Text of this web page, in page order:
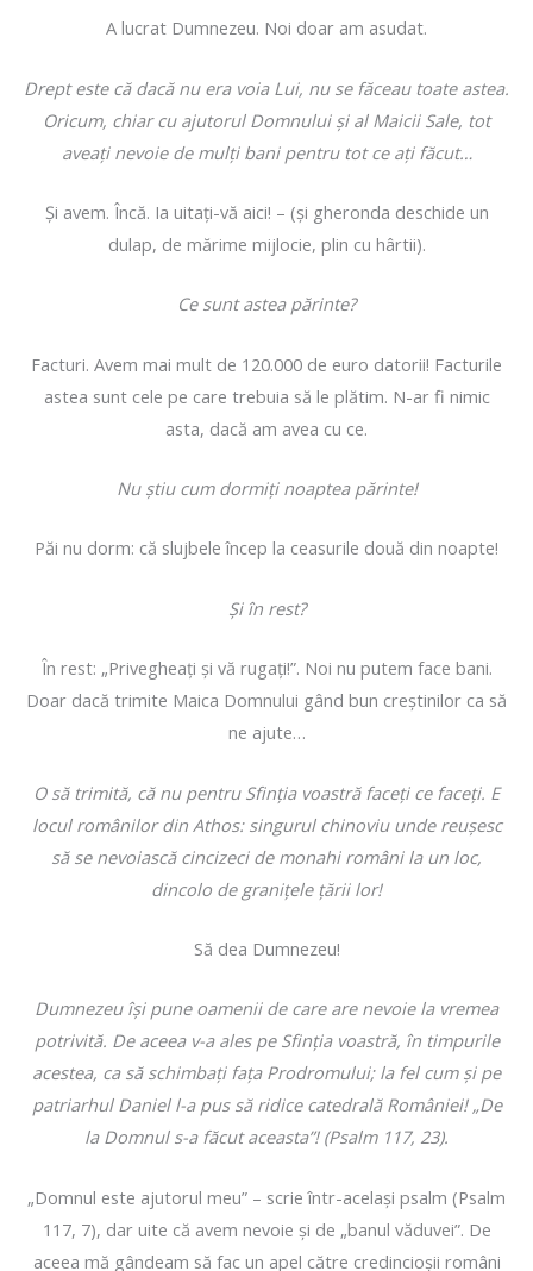
A lucrat Dumnezeu. Noi doar am asudat.
Drept este că dacă nu era voia Lui, nu se făceau toate astea.
Oricum, chiar cu ajutorul Domnului şi al Maicii Sale, tot
aveaţi nevoie de mulţi bani pentru tot ce aţi făcut…
Şi avem. Încă. Ia uitaţi-vă aici! – (şi gheronda deschide un
dulap, de mărime mijlocie, plin cu hârtii).
Ce sunt astea părinte?
Facturi. Avem mai mult de 120.000 de euro datorii! Facturile
astea sunt cele pe care trebuia să le plătim. N-ar fi nimic
asta, dacă am avea cu ce.
Nu ştiu cum dormiţi noaptea părinte!
Păi nu dorm: că slujbele încep la ceasurile două din noapte!
Şi în rest?
În rest: „Privegheaţi şi vă rugaţi!”. Noi nu putem face bani.
Doar dacă trimite Maica Domnului gând bun creştinilor ca să
ne ajute…
O să trimită, că nu pentru Sfinţia voastră faceţi ce faceţi. E
locul românilor din Athos: singurul chinoviu unde reuşesc
să se nevoiască cincizeci de monahi români la un loc,
dincolo de graniţele ţării lor!
Să dea Dumnezeu!
Dumnezeu îşi pune oamenii de care are nevoie la vremea
potrivită. De aceea v-a ales pe Sfinţia voastră, în timpurile
acestea, ca să schimbaţi faţa Prodromului; la fel cum şi pe
patriarhul Daniel l-a pus să ridice catedrală României! „De
la Domnul s-a făcut aceasta”! (Psalm 117, 23).
„Domnul este ajutorul meu” – scrie într-acelaşi psalm (Psalm
117, 7), dar uite că avem nevoie şi de „banul văduvei”. De
aceea mă gândeam să fac un apel către credincioşii români